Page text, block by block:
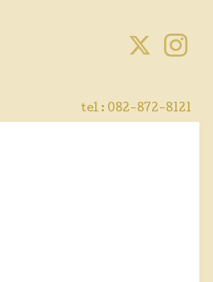
tel : 082-872-8121